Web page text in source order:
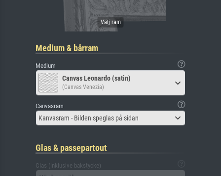
Medium & bårram
Medium
Canvas Leonardo (satin)
(Canvas Venezia)
Canvasram
Kanvasram - Bilden speglas på sidan
Glas & passepartout
Glas (inklusive bakstycke)